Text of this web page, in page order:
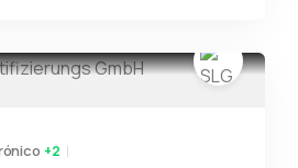
+2